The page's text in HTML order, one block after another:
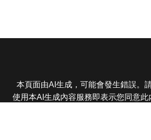
本頁面由AI生成，可能會發生錯誤。
使用本AI生成內容服務即表示您同意